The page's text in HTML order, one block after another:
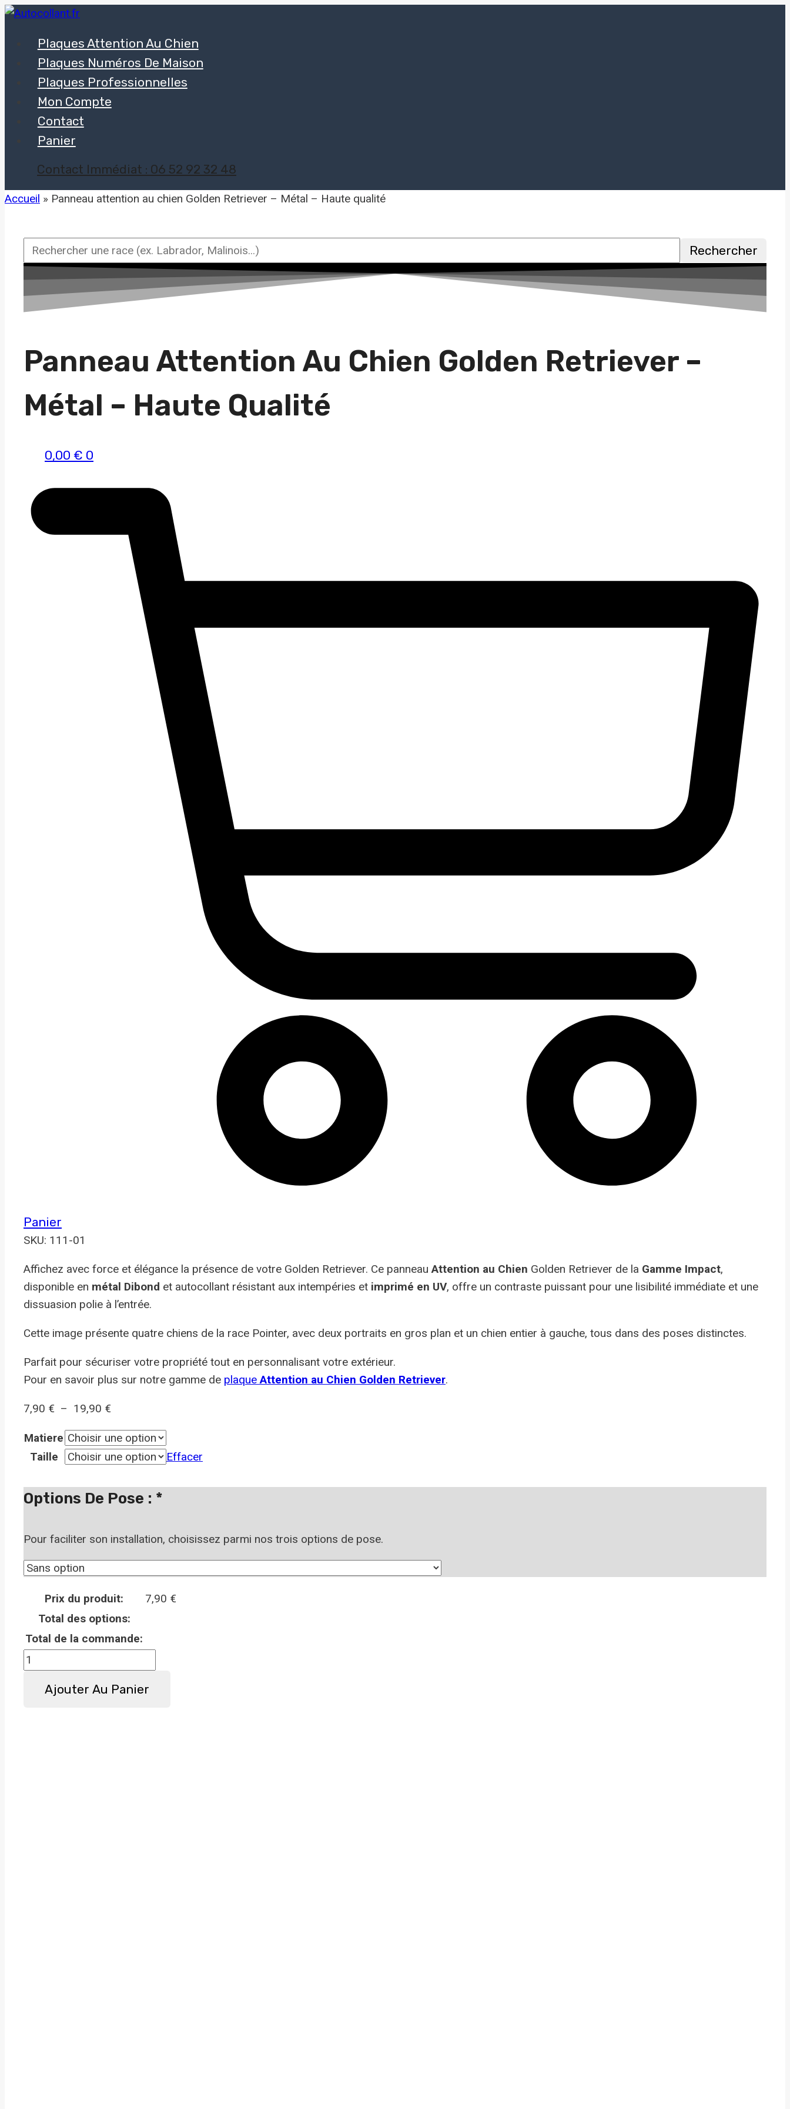
Aller
contenuPlaques Attention Au Chien
Plaques Numéros De Maison
Plaques Professionnelles
Mon Compte
Contact
Panier
Contact Immédiat : 06 52 92 32 48
Accueil » Panneau attention au chien Golden Retriever – Métal – Haute qualité
Rechercher
race
Rechercher
Panneau Attention Au Chien Golden Retriever –
Métal – Haute Qualité
0,00 € 0
Panier
SKU: 111-01
Affichez avec force et élégance la présence de votre Golden Retriever. Ce panneauAttention au Chien Golden Retriever de la Gamme Impact,
disponible en métal Dibond et autocollant résistant aux intempéries et imprimé en UV, offre un contraste puissant pour une lisibilité immédiate et une
dissuasion polie à l’entrée.
Cette image présente quatre chiens de la race Pointer, avec deux portraits en gros plan et un chien entier à gauche, tous dans des poses distinctes.
Parfait pour sécuriser votre propriété tout en personnalisant votre extérieur.
Pour en savoir plus sur notre gamme de plaqueAttention au Chien Golden Retriever.
7,90 € – 19,90 €
prix :
7,90 €
19,90 €
Matiere
Taille
Effacer
Options De Pose : *
Pour faciliter son installation, choisissez parmi nos trois options de pose.
Prix du produit: 7,90 €
Total des options:
Total de la commande:
quantité
de
Panneau
Ajouter Au Panier